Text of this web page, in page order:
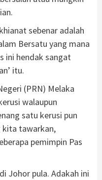
sebenar adalah
Bersatu yang mana
ini hendak sangat
itu.
(PRN) Melaka
walaupun
satu kerusi pun
kita tawarkan,
pemimpin Pas
Johor pula. Adakah ini